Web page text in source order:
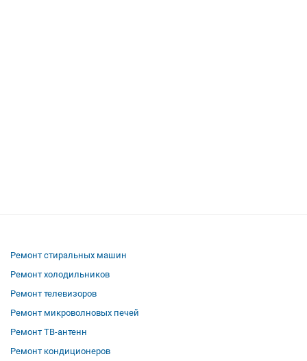
Ремонт стиральных машин
Ремонт холодильников
Ремонт телевизоров
Ремонт микроволновых печей
Ремонт ТВ-антенн
Ремонт кондиционеров